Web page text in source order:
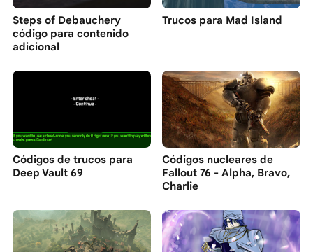
Steps of Debauchery
código para contenido
adicional
Trucos para Mad Island
Códigos de trucos para
Deep Vault 69
Códigos nucleares de
Fallout 76 - Alpha, Bravo,
Charlie